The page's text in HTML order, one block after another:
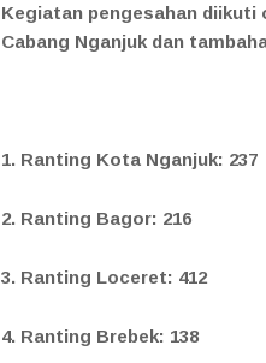
Kegiatan pengesahan diikuti
Cabang Nganjuk dan
1. Ranting Kota Nganjuk: 237
2. Ranting Bagor: 216
3. Ranting Loceret: 412
4. Ranting Brebek: 138